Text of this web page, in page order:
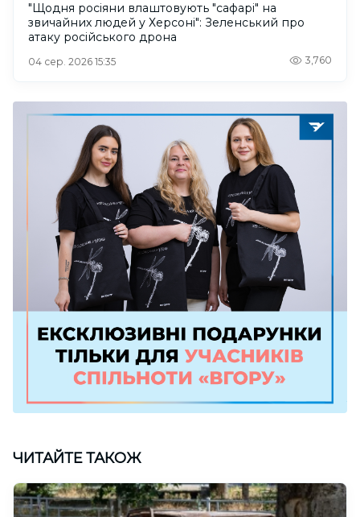
"Щодня росіяни влаштовують "сафарі" на
звичайних людей у Херсоні": Зеленський про
атаку російського дрона
04 сер. 2026 15:35 3,760
ЧИТАЙТЕ ТАКОЖ